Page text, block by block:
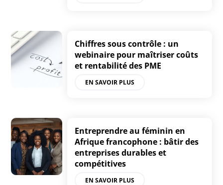
Chiffres sous contrôle : un
webinaire pour maîtriser coûts
et rentabilité des PME
EN SAVOIR PLUS
Entreprendre au féminin en
Afrique francophone : bâtir des
entreprises durables et
compétitives
EN SAVOIR PLUS